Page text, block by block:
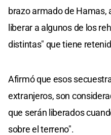
brazo armado de Hamas,
liberar a algunos de los
distintas" que tiene
Afirmó que esos
extranjeros, son
que serán liberados
sobre el terreno".